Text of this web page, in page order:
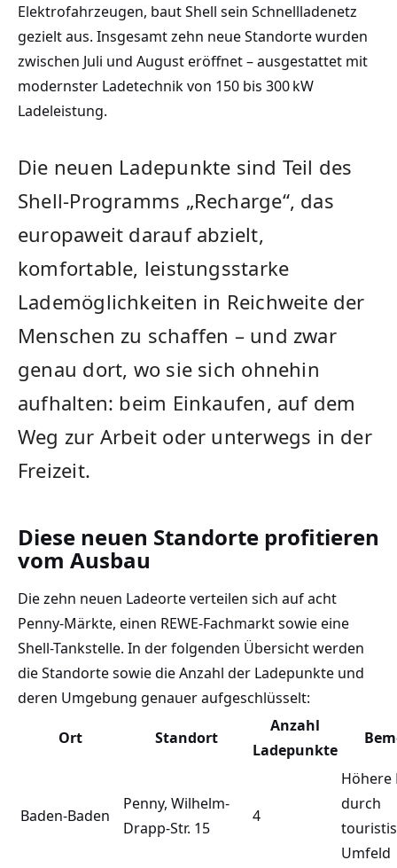
Elektrofahrzeugen, baut Shell sein Schnellladenetz
gezielt aus. Insgesamt zehn neue Standorte wurden
zwischen Juli und August eröffnet – ausgestattet mit
modernster Ladetechnik von 150 bis 300 kW
Ladeleistung.
Die neuen Ladepunkte sind Teil des
Shell-Programms „Recharge“, das
europaweit darauf abzielt,
komfortable, leistungsstarke
Lademöglichkeiten in Reichweite der
Menschen zu schaffen – und zwar
genau dort, wo sie sich ohnehin
aufhalten: beim Einkaufen, auf dem
Weg zur Arbeit oder unterwegs in der
Freizeit.
Diese neuen Standorte profitieren
vom Ausbau
Die zehn neuen Ladeorte verteilen sich auf acht
Penny-Märkte, einen REWE-Fachmarkt sowie eine
Shell-Tankstelle. In der folgenden Übersicht werden
die Standorte sowie die Anzahl der Ladepunkte und
deren Umgebung genauer aufgeschlüsselt:
Ort Standort
Anzahl
Ladepunkte
Baden-Baden
Penny, Wilhelm-
Drapp-Str. 15
4
Höhere
durch
Umfeld